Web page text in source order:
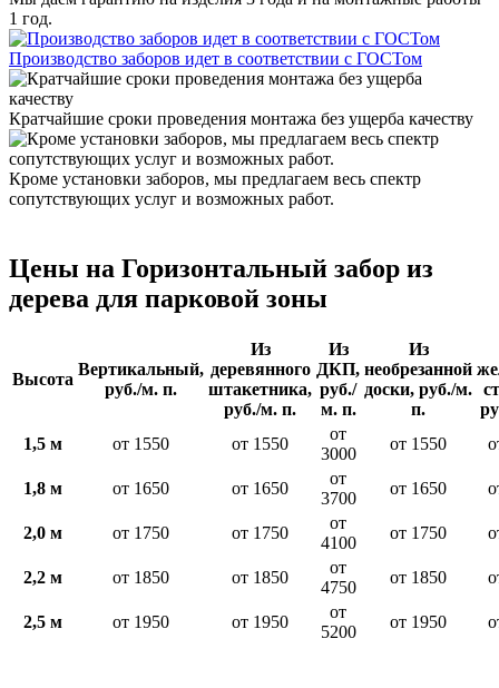
1 год.
Производство заборов идет в соответствии с ГОСТом
Кратчайшие сроки проведения монтажа без ущерба качеству
Кроме установки заборов, мы предлагаем весь спектр
сопутствующих услуг и возможных работ.
Цены на Горизонтальный забор из
дерева для парковой зоны
Высота
Вертикальный,
руб./м. п.
Из
деревянного
штакетника,
руб./м. п.
Из
ДКП,
руб./
м. п.
Из
необрезанной
доски, руб./м.
п.
1,5 м
от 1550 от 1550
от
3000
от 1550
1,8 м от 1650 от 1650
от
3700
от 1650
2,0 м от 1750 от 1750
от
4100
от 1750
2,2 м от 1850 от 1850
от
4750
от 1850
2,5 м от 1950 от 1950
от
5200
от 1950